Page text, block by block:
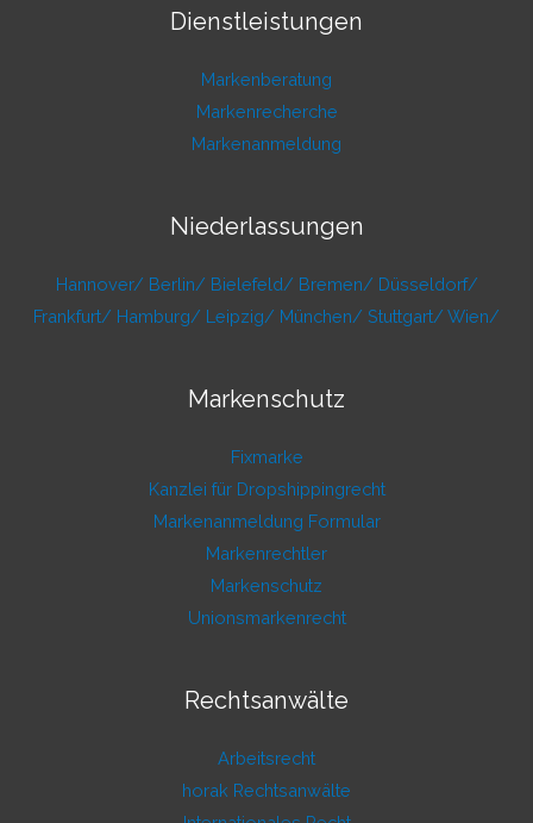
Dienstleistungen
Markenberatung
Markenrecherche
Markenanmeldung
Niederlassungen
Hannover/ Berlin/ Bielefeld/ Bremen/ Düsseldorf/
Frankfurt/ Hamburg/ Leipzig/ München/ Stuttgart/ Wien/
Markenschutz
Fixmarke
Kanzlei für Dropshippingrecht
Markenanmeldung Formular
Markenrechtler
Markenschutz
Unionsmarkenrecht
Rechtsanwälte
Arbeitsrecht
horak Rechtsanwälte